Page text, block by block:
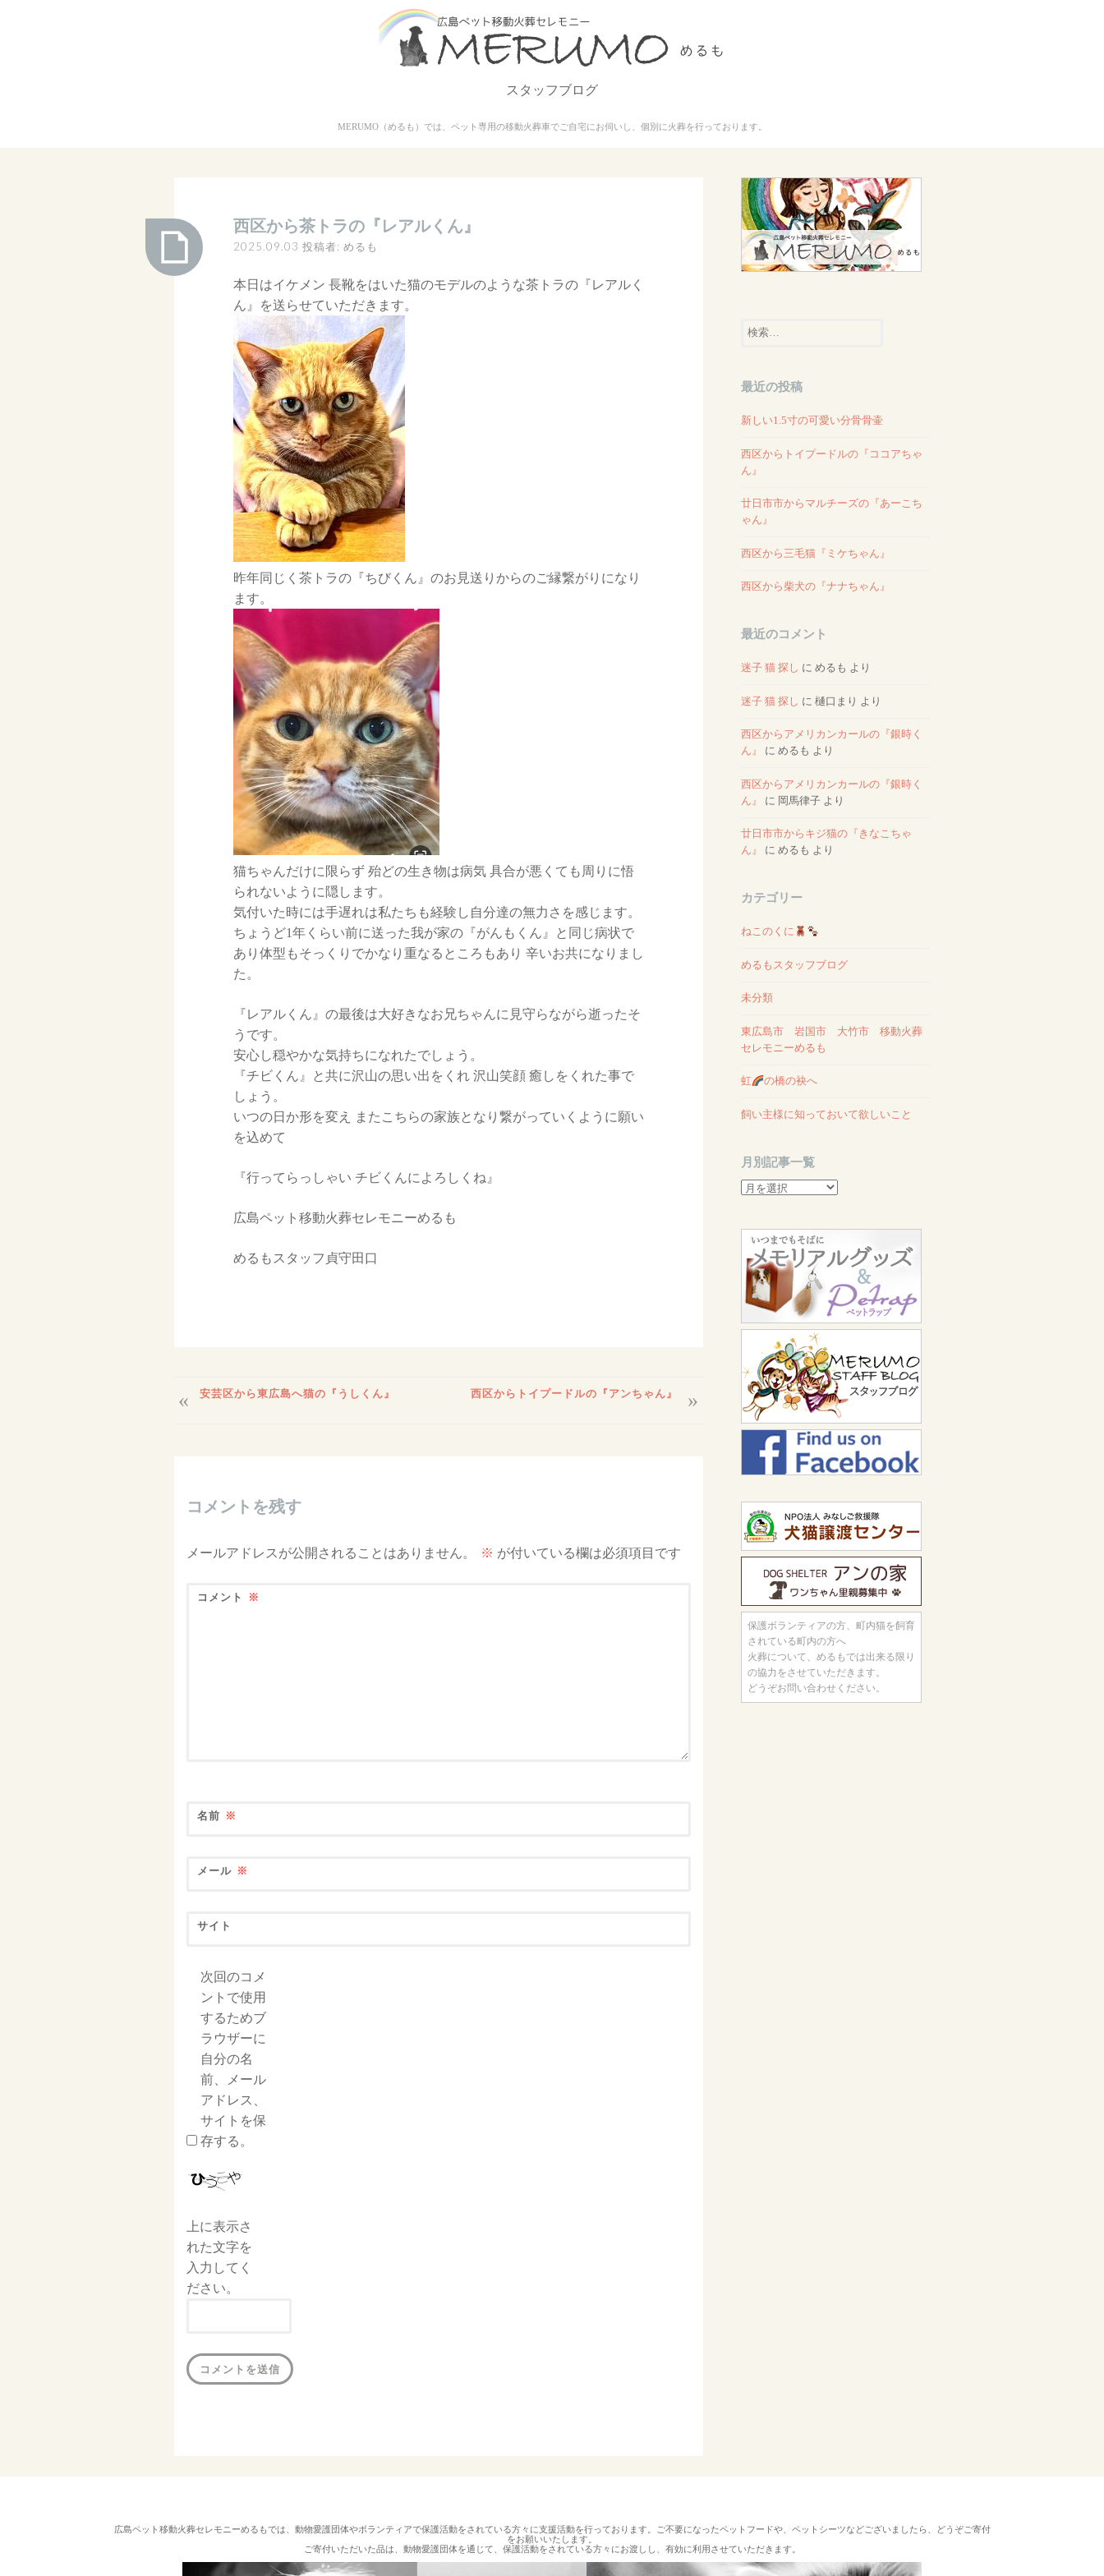
スタッフブログ
MERUMO（めるも）では、ペット専用の移動火葬車でご自宅にお伺いし、個別に火葬を行っております。
西区から茶トラの『レアルくん』
2025.09.03 投稿者: めるも
本日はイケメン 長靴をはいた猫のモデルのような茶トラの『レアルく
ん』を送らせていただきます。
昨年同じく茶トラの『ちびくん』のお見送りからのご縁繋がりになり
ます。
猫ちゃんだけに限らず 殆どの生き物は病気 具合が悪くても周りに悟
られないように隠します。
気付いた時には手遅れは私たちも経験し自分達の無力さを感じます。
ちょうど1年くらい前に送った我が家の『がんもくん』と同じ病状で
あり体型もそっくりでかなり重なるところもあり 辛いお共になりまし
た。
『レアルくん』の最後は大好きなお兄ちゃんに見守らながら逝ったそ
うです。
安心し穏やかな気持ちになれたでしょう。
『チビくん』と共に沢山の思い出をくれ 沢山笑顔 癒しをくれた事で
しょう。
いつの日か形を変え またこちらの家族となり繋がっていくように願い
を込めて
『行ってらっしゃい チビくんによろしくね』
広島ペット移動火葬セレモニーめるも
めるもスタッフ貞守田口
投
ゲ
安芸区から東広島へ猫の『うしくん』 西区からトイプードルの『アンちゃん』
コメントを残す
メールアドレスが公開されることはありません。 ※ が付いている欄は必須項目です
コメント ※
名前 ※
メール ※
サイト
次回のコメ
ントで使用
するためブ
ラウザーに
自分の名
前、メール
アドレス、
サイトを保
存する。
上に表示さ
れた文字を
入力してく
ださい。
検
索:
最近の投稿
新しい1.5寸の可愛い分骨骨壷
西区からトイプードルの『ココアちゃ
ん』
廿日市市からマルチーズの『あーこち
ゃん』
西区から三毛猫『ミケちゃん』
西区から柴犬の『ナナちゃん』
最近のコメント
迷子 猫 探し に めるも より
迷子 猫 探し に 樋口まり より
西区からアメリカンカールの『銀時く
ん』
に めるも より
西区からアメリカンカールの『銀時く
ん』
に 岡馬律子 より
廿日市市からキジ猫の『きなこちゃ
ん』
に めるも より
カテゴリー
ねこのくに
めるもスタッフブログ
未分類
東広島市 岩国市 大竹市 移動火葬
セレモニーめるも
虹 の橋の袂へ
飼い主様に知っておいて欲しいこと
月別記事一覧
月
覧
保護ボランティアの方、町内猫を飼育
されている町内の方へ
火葬について、めるもでは出来る限り
の協力をさせていただきます。
どうぞお問い合わせください。
広島ペット移動火葬セレモニーめるもでは、動物愛護団体やボランティアで保護活動をされている方々に支援活動を行っております。ご不要になったペットフードや、ペットシーツなどございましたら、どうぞご寄付
をお願いいたします。
ご寄付いただいた品は、動物愛護団体を通じて、保護活動をされている方々にお渡しし、有効に利用させていただきます。